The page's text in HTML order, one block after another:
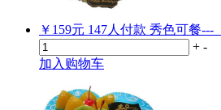
￥159元 147人付款 秀色可餐---
+ -
加入购物车